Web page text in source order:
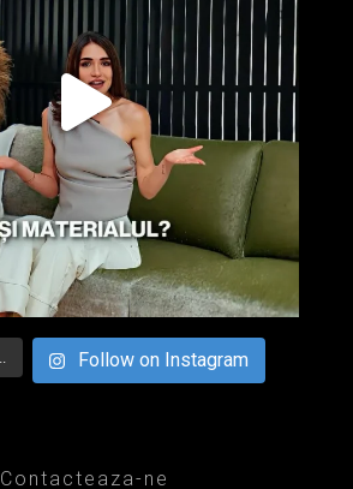
Follow on Instagram
Contacteaza-ne